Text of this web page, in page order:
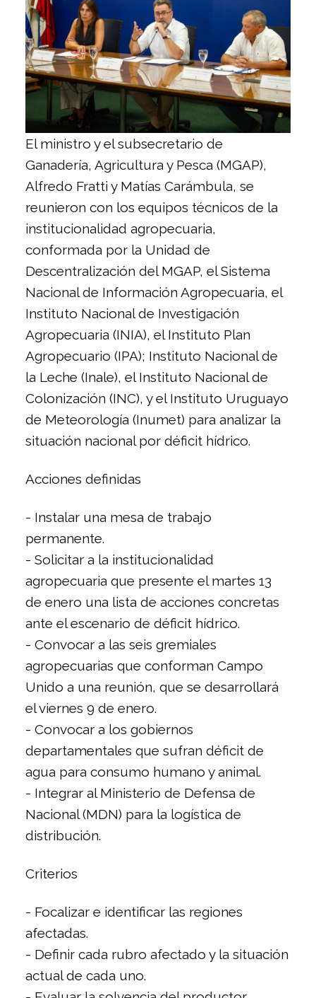
El ministro y el subsecretario de
Ganadería, Agricultura y Pesca (MGAP),
Alfredo Fratti y Matías Carámbula, se
reunieron con los equipos técnicos de la
institucionalidad agropecuaria,
conformada por la Unidad de
Descentralización del MGAP, el Sistema
Nacional de Información Agropecuaria, el
Instituto Nacional de Investigación
Agropecuaria (INIA), el Instituto Plan
Agropecuario (IPA); Instituto Nacional de
la Leche (Inale), el Instituto Nacional de
Colonización (INC), y el Instituto Uruguayo
de Meteorología (Inumet) para analizar la
situación nacional por déficit hídrico.
Acciones definidas
- Instalar una mesa de trabajo
permanente.
- Solicitar a la institucionalidad
agropecuaria que presente el martes 13
de enero una lista de acciones concretas
ante el escenario de déficit hídrico.
- Convocar a las seis gremiales
agropecuarias que conforman Campo
Unido a una reunión, que se desarrollará
el viernes 9 de enero.
- Convocar a los gobiernos
departamentales que sufran déficit de
agua para consumo humano y animal.
- Integrar al Ministerio de Defensa de
Nacional (MDN) para la logística de
distribución.
Criterios
- Focalizar e identificar las regiones
afectadas.
- Definir cada rubro afectado y la situación
actual de cada uno.